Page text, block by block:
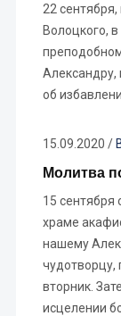
22
Волоцкого,
Александру,
об
15.09.2020 /
Молитва
15 сентября
храме
нашему
вторник.
исцелении